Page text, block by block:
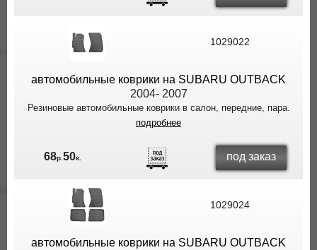
1029022
автомобильные коврики на SUBARU OUTBACK
2004- 2007
Резиновые автомобильные коврики в салон, передние, пара.
подробнее
68р.50к. под заказ
1029024
автомобильные коврики на SUBARU OUTBACK